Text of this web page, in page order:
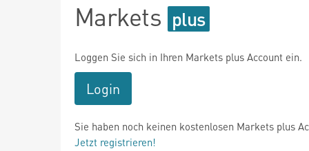
Markets
Loggen Sie sich in Ihren Markets plus Account ein.
Login
Sie haben noch keinen kostenlosen Markets plus
Jetzt registrieren!